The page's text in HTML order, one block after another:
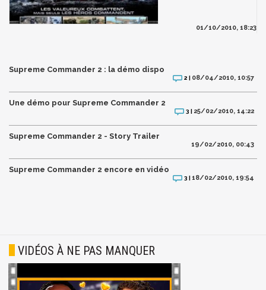
01/10/2010, 18:23
Supreme Commander 2 : la démo dispo
2 | 08/04/2010, 10:57
Une démo pour Supreme Commander 2
3 | 25/02/2010, 14:22
Supreme Commander 2 - Story Trailer
19/02/2010, 00:43
Supreme Commander 2 encore en vidéo
3 |18/02/2010, 19:54
VIDÉOS À NE PAS MANQUER